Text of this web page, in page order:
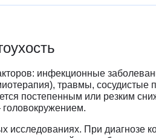
инфекционные
травмы, сосудистые
постепенным или резким
исследованиях. При диагнозе